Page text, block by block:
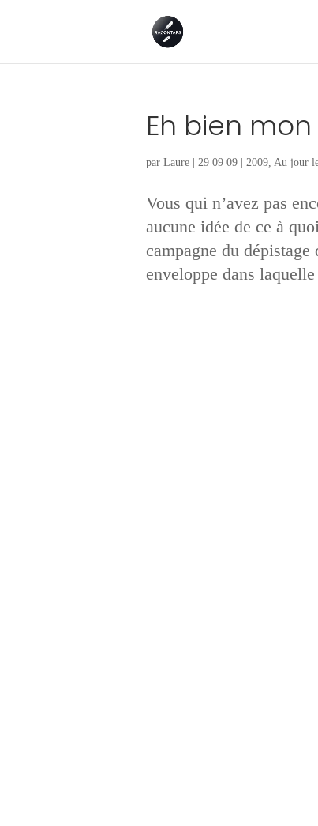
Eh bien
par Laure| 29 09 09| 2009, Au jour
Vous qui n’avez pas
aucune idée de ce à
campagne du
enveloppe dans